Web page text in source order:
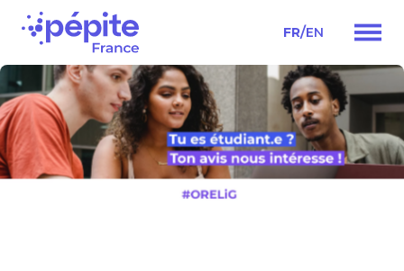
Navigation
principale
FR/EN